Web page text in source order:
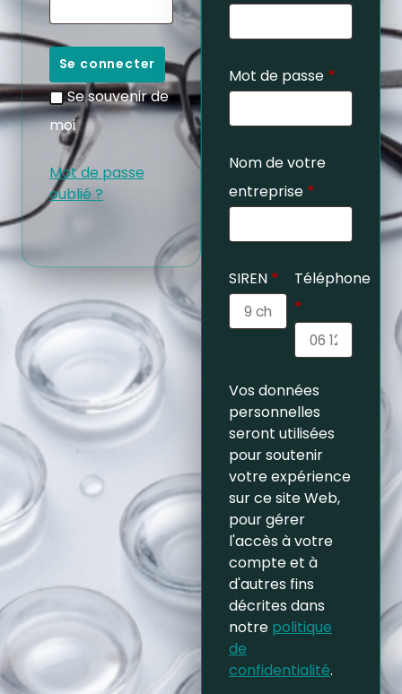
Se connecter
Se souvenir de
moi
Mot de passe
oublié ?
Mot de passe *
Nom de votre
entreprise *
SIREN *
Téléphone
*
Vos données
personnelles
seront utilisées
pour soutenir
votre expérience
sur ce site Web,
pour gérer
l'accès à votre
compte et à
d'autres fins
décrites dans
notre politique
de
confidentialité.